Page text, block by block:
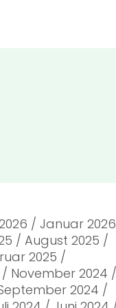
Januar 2026
August 2025
2025
November 2024
2024